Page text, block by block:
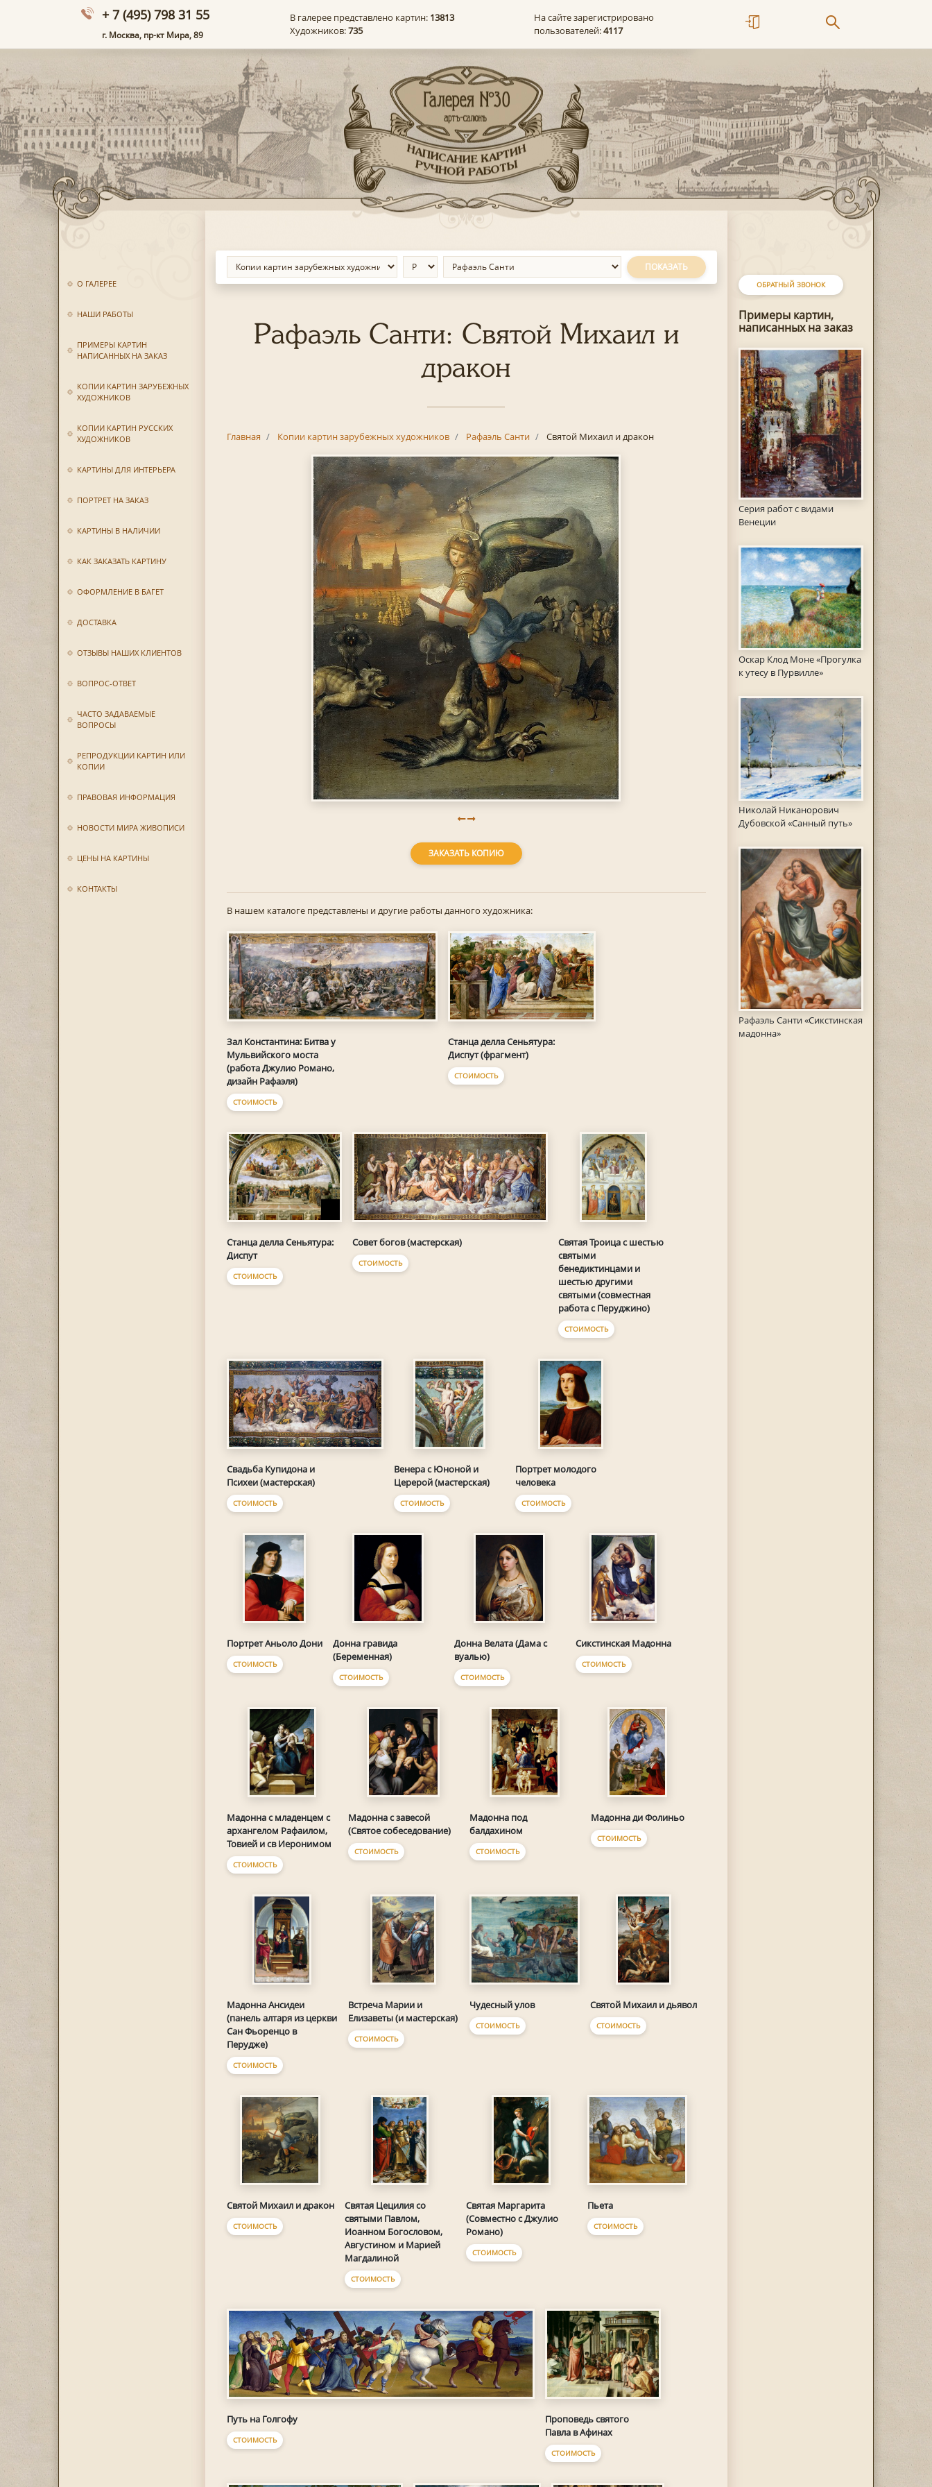
+ 7 (495) 798 31 55
г. Москва, пр-кт Мира, 89
В галерее представлено картин: 13813
Художников:735
На сайте зарегистрировано
пользователей:4117
О ГАЛЕРЕЕ
НАШИ РАБОТЫ
ПРИМЕРЫ КАРТИН
НАПИСАННЫХ НА ЗАКАЗ
КОПИИ КАРТИН ЗАРУБЕЖНЫХ
ХУДОЖНИКОВ
КОПИИ КАРТИН РУССКИХ
ХУДОЖНИКОВ
КАРТИНЫ ДЛЯ ИНТЕРЬЕРА
ПОРТРЕТ НА ЗАКАЗ
КАРТИНЫ В НАЛИЧИИ
КАК ЗАКАЗАТЬ КАРТИНУ
ОФОРМЛЕНИЕ В БАГЕТ
ДОСТАВКА
ОТЗЫВЫ НАШИХ КЛИЕНТОВ
ВОПРОС-ОТВЕТ
ЧАСТО ЗАДАВАЕМЫЕ
ВОПРОСЫ
РЕПРОДУКЦИИ КАРТИН ИЛИ
КОПИИ
ПРАВОВАЯ ИНФОРМАЦИЯ
НОВОСТИ МИРА ЖИВОПИСИ
ЦЕНЫ НА КАРТИНЫ
КОНТАКТЫ
ОБРАТНЫЙ ЗВОНОК
Примеры картин,
написанных на заказ
Серия работ с видами
Венеции
Оскар Клод Моне «Прогулка
к утесу в Пурвилле»
Николай Никанорович
Дубовской «Санный путь»
Рафаэль Санти «Сикстинская
мадонна»
ПОКАЗАТЬ
Рафаэль Санти: Святой Михаил и
дракон
Главная Копии картин зарубежных художников Рафаэль Санти Святой Михаил и дракон
ЗАКАЗАТЬ КОПИЮ
В нашем каталоге представлены и другие работы данного художника:
Зал Константина: Битва у
Мульвийского моста
(работа Джулио Романо,
дизайн Рафаэля)
СТОИМОСТЬ
Станца делла Сеньятура:
Диспут (фрагмент)
СТОИМОСТЬ
Станца делла Сеньятура:
Диспут
СТОИМОСТЬ
Совет богов (мастерская)
СТОИМОСТЬ
Святая Троица с шестью
святыми
бенедиктинцами и
шестью другими
святыми (совместная
работа с Перуджино)
СТОИМОСТЬ
Свадьба Купидона и
Психеи (мастерская)
СТОИМОСТЬ
Венера с Юноной и
Церерой (мастерская)
СТОИМОСТЬ
Портрет молодого
человека
СТОИМОСТЬ
Портрет Аньоло Дони
СТОИМОСТЬ
Донна гравида
(Беременная)
СТОИМОСТЬ
Донна Велата (Дама с
вуалью)
СТОИМОСТЬ
Сикстинская Мадонна
СТОИМОСТЬ
Мадонна с младенцем с
архангелом Рафаилом,
Товией и св Иеронимом
СТОИМОСТЬ
Мадонна с завесой
(Святое собеседование)
СТОИМОСТЬ
Мадонна под
балдахином
СТОИМОСТЬ
Мадонна ди Фолиньо
СТОИМОСТЬ
Мадонна Ансидеи
(панель алтаря из церкви
Сан Фьоренцо в
Перудже)
СТОИМОСТЬ
Встреча Марии и
Елизаветы (и мастерская)
СТОИМОСТЬ
Чудесный улов
СТОИМОСТЬ
Святой Михаил и дьявол
СТОИМОСТЬ
Святой Михаил и дракон
СТОИМОСТЬ
Святая Цецилия со
святыми Павлом,
Иоанном Богословом,
Августином и Марией
Магдалиной
СТОИМОСТЬ
Святая Маргарита
(Совместно с Джулио
Романо)
СТОИМОСТЬ
Пьета
СТОИМОСТЬ
Путь на Голгофу
СТОИМОСТЬ
Проповедь святого
Павла в Афинах
СТОИМОСТЬ